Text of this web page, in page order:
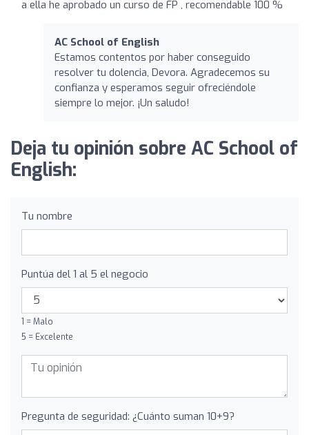
a ella he aprobado un curso de FP , recomendable 100 %
AC School of English
Estamos contentos por haber conseguido
resolver tu dolencia, Devora. Agradecemos su
confianza y esperamos seguir ofreciéndole
siempre lo mejor. ¡Un saludo!
Deja tu opinión sobre AC School of
English:
Tu nombre
Puntúa del 1 al 5 el negocio
1 = Malo
5 = Excelente
Pregunta de seguridad: ¿Cuánto suman 10+9?